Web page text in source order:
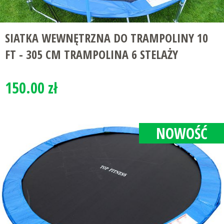
SIATKA WEWNĘTRZNA DO TRAMPOLINY 10
FT - 305 CM TRAMPOLINA 6 STELAŻY
150.00 zł
NOWOŚĆ